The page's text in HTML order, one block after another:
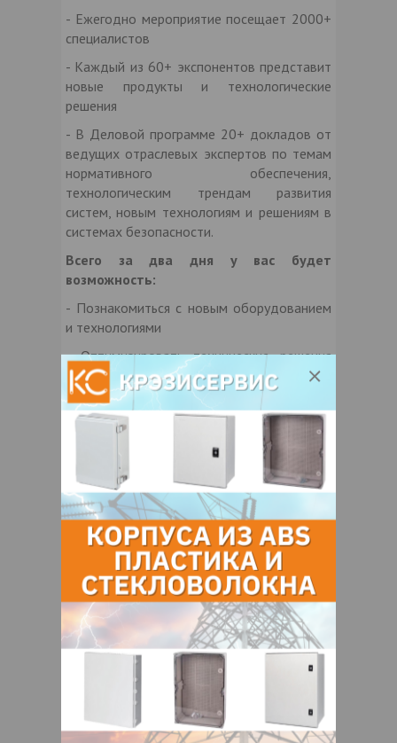
- Ежегодно мероприятие посещает 2000+
специалистов
- Каждый из 60+ экспонентов представит
новые продукты и технологические
решения
- В Деловой программе 20+ докладов от
ведущих отраслевых экспертов по темам
нормативного обеспечения,
технологическим трендам развития
систем, новым технологиям и решениям в
системах безопасности.
Всего за два дня у вас будет
возможность:
- Познакомиться с новым оборудованием
и технологиями
- Оптимизировать технические решения
при оснащении СБ Вашей организации.
- Изучить кейсы по перепроектированию и
замене оборудования с учётом
- Обновить контакты производителей и
первых поставщиков, ознакомится с
номенклатурой поставок оборудования и
ценовой политикой поставщиков на 2026
год.
- Получить объективное понимание
состояния отрасли.
Посещение выставки бесплатное, после
обязательной
РЕГИСТРАЦИИ
Приглашаем вас посетить главное событие
для специалистов отрасли безопасности